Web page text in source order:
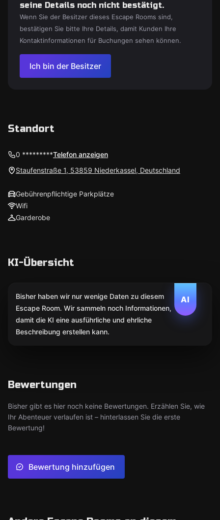
seine Details noch nicht bestätigt.
Wenn Sie der Besitzer dieses Escape Rooms sind,
bestätigen Sie bitte Ihre Details, damit Kunden Ihre
Kontaktinformationen für Buchungen sehen können.
Ich bin der Besitzer
Standort
0 *********Telefon anzeigen
Staufenstraße 1, 53859 Niederkassel, Deutschland
Gebührenpflichtige Parkplätze
Wifi
Garderobe
KI-Übersicht
AI
Bisher haben wir nur wenige Daten zu diesem
Escape Room. Wir sammeln noch Informationen,
damit die KI eine ausführliche und ehrliche
Beschreibung erstellen kann.
Bewertungen
Bisher gibt es hier noch keine Bewertungen. Erzählen Sie, wie
Ihr Abenteuer verlaufen ist – hinterlassen Sie die erste
Bewertung!
Bewertung hinzufügen